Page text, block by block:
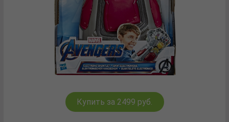
Купить за 2499 руб.